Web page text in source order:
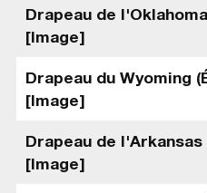
Drapeau de
[Image]
Drapeau du Wyoming
[Image]
Drapeau de
[Image]